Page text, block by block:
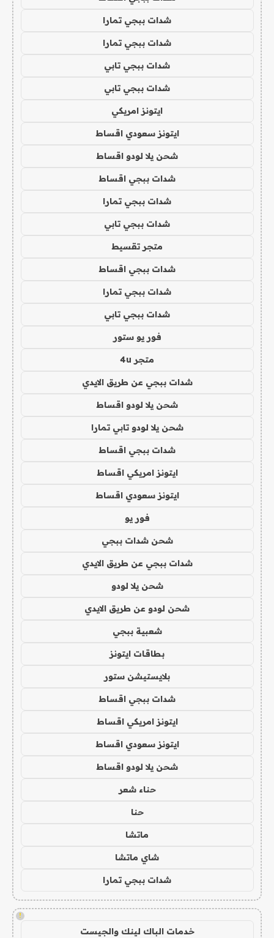
شدات ببجي تمارا
شدات ببجي تمارا
شدات ببجي تابي
شدات ببجي تابي
ايتونز امريكي
ايتونز سعودي اقساط
شحن يلا لودو اقساط
شدات ببجي اقساط
شدات ببجي تمارا
شدات ببجي تابي
متجر تقسيط
شدات ببجي اقساط
شدات ببجي تمارا
شدات ببجي تابي
فور يو ستور
متجر 4u
شدات ببجي عن طريق الايدي
شحن يلا لودو اقساط
شحن يلا لودو تابي تمارا
شدات ببجي اقساط
ايتونز امريكي اقساط
ايتونز سعودي اقساط
فور يو
شحن شدات ببجي
شدات ببجي عن طريق الايدي
شحن يلا لودو
شحن لودو عن طريق الايدي
شعبية ببجي
بطاقات ايتونز
بلايستيشن ستور
شدات ببجي اقساط
ايتونز امريكي اقساط
ايتونز سعودي اقساط
شحن يلا لودو اقساط
حناء شعر
حنا
ماتشا
شاي ماتشا
شدات ببجي تمارا
!
خدمات الباك لينك والجيست